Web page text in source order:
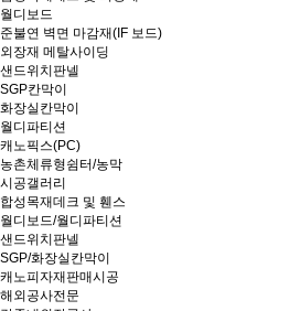
월디보드
준불연 벽면 마감재(IF 보드)
외장재 메탈사이딩
샌드위치판넬
SGP칸막이
화장실칸막이
월디파티션
캐노픽스(PC)
농촌체류형쉼터/농막
시공갤러리
합성목재데크 및 휀스
월디보드/월디파티션
샌드위치판넬
SGP/화장실칸막이
캐노피자재판매시공
해외공사전문